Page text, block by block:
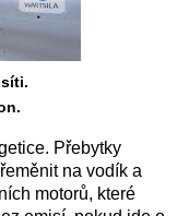
Přebytky
na vodík a
motorů, které